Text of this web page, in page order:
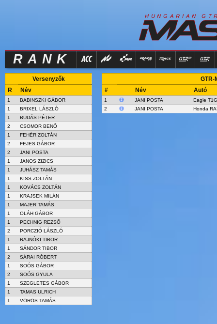
H U N G A R I A N G T
RANK
Versenyzők
R
Név
1
BABINSZKI GÁBOR
1
BRIXEL LÁSZLÓ
1
BUDÁS PÉTER
2
CSOMOR BENŐ
1
FEHÉR ZOLTÁN
2
FEJES GÁBOR
2
JANI POSTA
1
JANOS ZIZICS
1
JUHÁSZ TAMÁS
1
KISS ZOLTÁN
1
KOVÁCS ZOLTÁN
1
KRAJSEK MILÁN
1
MAJER TAMÁS
1
OLÁH GÁBOR
1
PECHNIG REZSŐ
2
PORCZIÓ LÁSZLÓ
1
RAJNÓKI TIBOR
1
SÁNDOR TIBOR
2
SÁRAI RÓBERT
1
SOÓS GÁBOR
2
SOÓS GYULA
1
SZEGLETES GÁBOR
1
TAMAS ULRICH
1
VÖRÖS TAMÁS
GTR-
#
Név Autó
1 JANI POSTA
Eagle T1G
2
JANI POSTA Honda